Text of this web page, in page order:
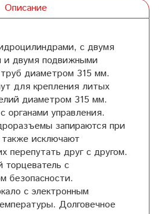
Описание
с двумя
и двумя подвижными
диаметром 315 мм.
для крепления литых
диаметром 315 мм.
органами управления.
запираются при
исключают
перепутать друг с другом.
торцеватель с
безопасности.
с электронным
Долговечное